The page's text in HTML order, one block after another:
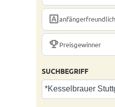
FONT_DOWNLOADanfängerfreundlich
TROPHYPreisgewinner
SUCHBEGRIFF